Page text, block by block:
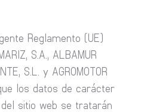
Reglamento (UE)
S.A., ALBAMUR
S.L. y AGROMOTOR
los datos de carácter
sitio web se tratarán